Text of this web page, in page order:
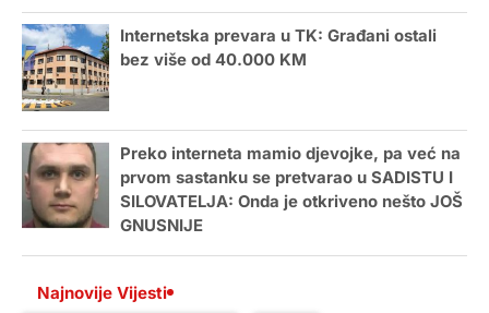
Internetska prevara u TK: Građani ostali
bez više od 40.000 KM
Preko interneta mamio djevojke, pa već na
prvom sastanku se pretvarao u SADISTU I
SILOVATELJA: Onda je otkriveno nešto JOŠ
GNUSNIJE
Najnovije Vijesti